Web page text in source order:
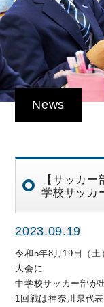
News
【サッカ
学校サッ
2023.09.19
令和5年8月19日（
大会に
中学校サッカー部が
1回戦は神奈川県代